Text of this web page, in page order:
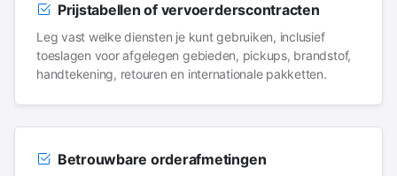
Prijstabellen of vervoerderscontracten
Leg vast welke diensten je kunt gebruiken, inclusief
toeslagen voor afgelegen gebieden, pickups, brandstof,
handtekening, retouren en internationale pakketten.
Betrouwbare orderafmetingen